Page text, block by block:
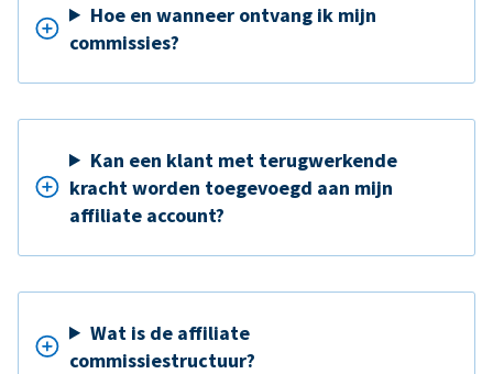
Hoe en wanneer ontvang ik mijn
commissies?
Kan een klant met terugwerkende
kracht worden toegevoegd aan mijn
affiliate account?
Wat is de affiliate
commissiestructuur?